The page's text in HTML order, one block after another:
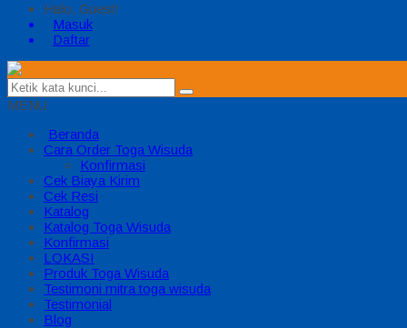
Halo, Guest!
Masuk
Daftar
MENU
Beranda
Cara Order Toga Wisuda
Konfirmasi
Cek Biaya Kirim
Cek Resi
Katalog
Katalog Toga Wisuda
Konfirmasi
LOKASI
Produk Toga Wisuda
Testimoni mitra toga wisuda
Testimonial
Blog